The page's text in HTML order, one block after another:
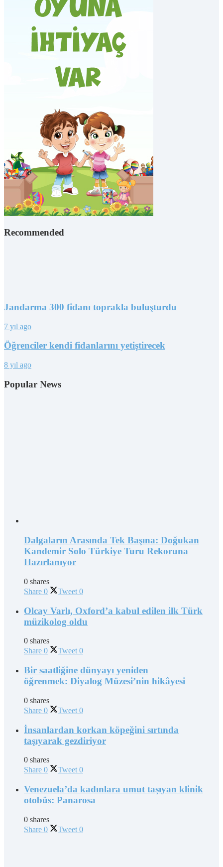
Recommended
Jandarma 300 fidanı toprakla buluşturdu
7 yıl ago
Öğrenciler kendi fidanlarını yetiştirecek
8 yıl ago
Popular News
Dalgaların Arasında Tek Başına: Doğukan
Kandemir Solo Türkiye Turu Rekoruna
Hazırlanıyor
0 shares
Share 0 Tweet 0
Olcay Varlı, Oxford’a kabul edilen ilk Türk
müzikolog oldu
0 shares
Share 0 Tweet 0
Bir saatliğine dünyayı yeniden
öğrenmek: Diyalog Müzesi’nin hikâyesi
0 shares
Share 0 Tweet 0
İnsanlardan korkan köpeğini sırtında
taşıyarak gezdiriyor
0 shares
Share 0 Tweet 0
Venezuela’da kadınlara umut taşıyan klinik
otobüs: Panarosa
0 shares
Share 0 Tweet 0